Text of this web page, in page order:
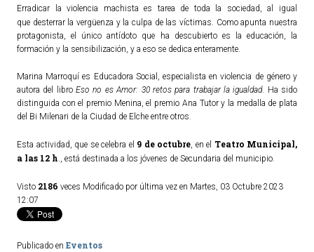
PUBLICACIONES
ACTUALIDAD
Noticias
Agenda
Erradicar la violencia machista es tarea de toda la sociedad, al igual
que desterrar la vergüenza y la culpa de las víctimas. Como apunta nuestra
protagonista, el único antídoto que ha descubierto es la educación, la
formación y la sensibilización, y a eso se dedica enteramente.
Marina Marroquí es Educadora Social, especialista en violencia de género y
autora del libroEso no es Amor: 30 retos para trabajar la igualdad. Ha sido
distinguida con el premio Menina, el premio Ana Tutor y la medalla de plata
del Bi Milenari de la Ciudad de Elche entre otros.
Esta actividad, que se celebra el 9 de octubre, en el Teatro Municipal,
a las 12 h., está destinada a los jóvenes de Secundaria del municipio.
Visto 2186 veces Modificado por última vez en Martes, 03 Octubre 2023
12:07
Publicado en Eventos